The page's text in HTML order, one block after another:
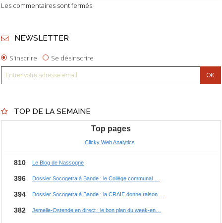
Les commentaires sont fermés.
NEWSLETTER
S'inscrire Se désinscrire
TOP DE LA SEMAINE